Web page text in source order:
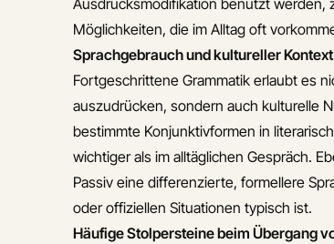
Ausdrucksmodifikation benutzt werden,
Möglichkeiten, die im Alltag oft
Sprachgebrauch und kultureller Kontext
Fortgeschrittene Grammatik erlaubt es
auszudrücken, sondern auch kulturelle
bestimmte Konjunktivformen in
wichtiger als im alltäglichen Gespräch.
Passiv eine differenzierte, formellere
oder offiziellen Situationen typisch ist.
Häufige Stolpersteine beim Übergang